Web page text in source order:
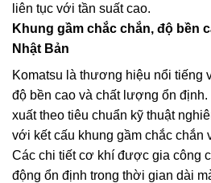
liên tục với tần suất cao.
Khung gầm chắc chắn, độ bền
Nhật Bản
Komatsu là thương hiệu nổi tiếng
độ bền cao và chất lượng ổn
xuất theo tiêu chuẩn kỹ thuật
với kết cấu khung gầm chắc chắn
Các chi tiết cơ khí được gia công
động ổn định trong thời gian dài